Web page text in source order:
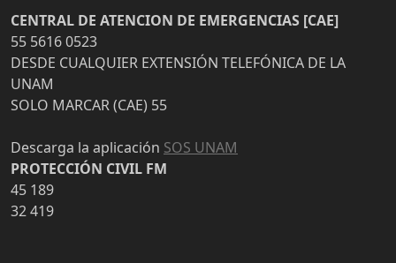
CENTRAL DE ATENCION DE EMERGENCIAS [CAE]
55 5616 0523
DESDE CUALQUIER EXTENSIÓN TELEFÓNICA DE LA
UNAM
SOLO MARCAR (CAE) 55
Descarga la aplicación SOS UNAM
PROTECCIÓN CIVIL FM
45 189
32 419